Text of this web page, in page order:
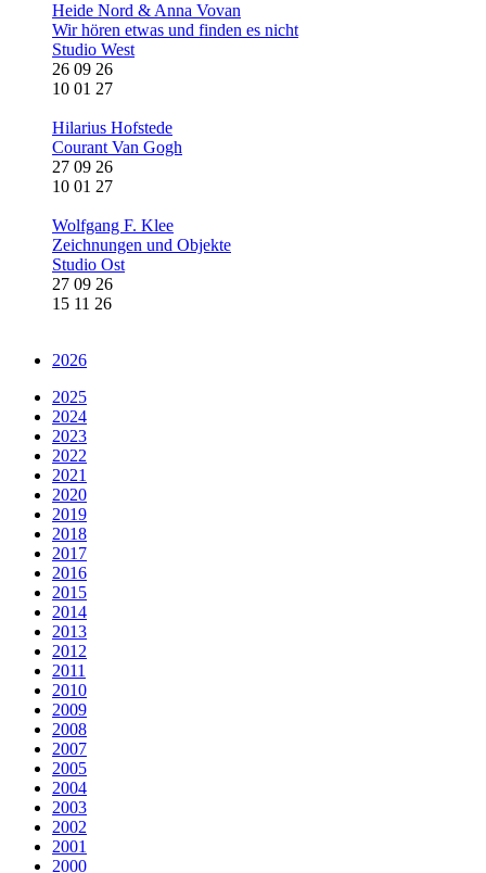
Heide Nord & Anna Vovan
Wir hören etwas und finden es nicht
Studio West
26 09 26
10 01 27
Hilarius Hofstede
Courant Van Gogh
27 09 26
10 01 27
Wolfgang F. Klee
Zeichnungen und Objekte
Studio Ost
27 09 26
15 11 26
2026
2025
2024
2023
2022
2021
2020
2019
2018
2017
2016
2015
2014
2013
2012
2011
2010
2009
2008
2007
2005
2004
2003
2002
2001
2000